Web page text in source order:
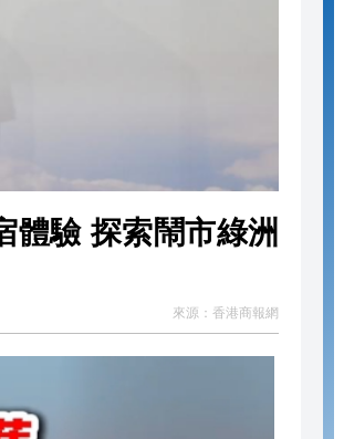
驗 探索鬧市綠洲
來源： 香港商報網